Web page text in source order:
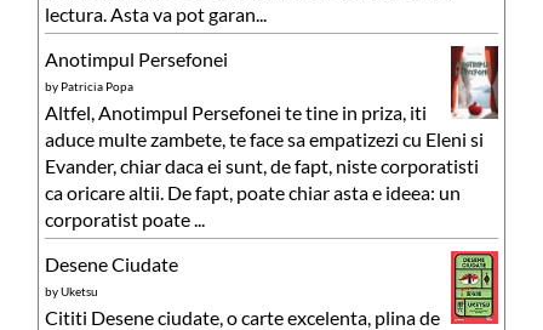
lectura. Asta va pot garan...
Anotimpul Persefonei
by Patricia Popa
Altfel, Anotimpul Persefonei te tine in priza, iti
aduce multe zambete, te face sa empatizezi cu Eleni si
Evander, chiar daca ei sunt, de fapt, niste corporatisti
ca oricare altii. De fapt, poate chiar asta e ideea: un
corporatist poate ...
Desene Ciudate
byUketsu
Cititi Desene ciudate, o carte excelenta, plina de